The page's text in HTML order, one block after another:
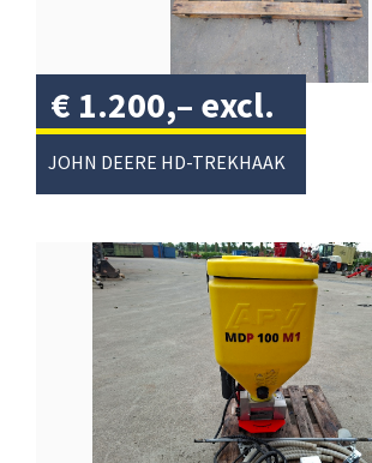
JOHN DEERE HD-TREKHAAK
€ 1.200,– excl.
btw/